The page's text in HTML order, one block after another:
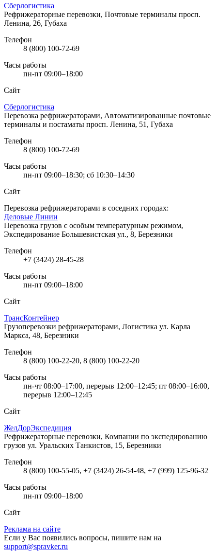
Сберлогистика
Рефрижераторные перевозки, Почтовые терминалы просп.
Ленина, 26, Губаха
Телефон
8 (800) 100-72-69
Часы работы
пн-пт 09:00–18:00
Сайт
Сберлогистика
Перевозка рефрижераторами, Автоматизированные почтовые
терминалы и постаматы просп. Ленина, 51, Губаха
Телефон
8 (800) 100-72-69
Часы работы
пн-пт 09:00–18:30; сб 10:30–14:30
Сайт
Перевозка рефрижераторами в соседних городах:
Деловые Линии
Перевозка грузов с особым температурным режимом,
Экспедирование Большевистская ул., 8, Березники
Телефон
+7 (3424) 28-45-28
Часы работы
пн-пт 09:00–18:00
Сайт
ТрансКонтейнер
Грузоперевозки рефрижераторами, Логистика ул. Карла
Маркса, 48, Березники
Телефон
8 (800) 100-22-20, 8 (800) 100-22-20
Часы работы
пн-чт 08:00–17:00, перерыв 12:00–12:45; пт 08:00–16:00,
перерыв 12:00–12:45
Сайт
ЖелДорЭкспедиция
Рефрижераторные перевозки, Компании по экспедированию
грузов ул. Уральских Танкистов, 15, Березники
Телефон
8 (800) 100-55-05, +7 (3424) 26-54-48, +7 (999) 125-96-32
Часы работы
пн-пт 09:00–18:00
Сайт
Реклама на сайте
Если у Вас появились вопросы, пишите нам на
support@spravker.ru